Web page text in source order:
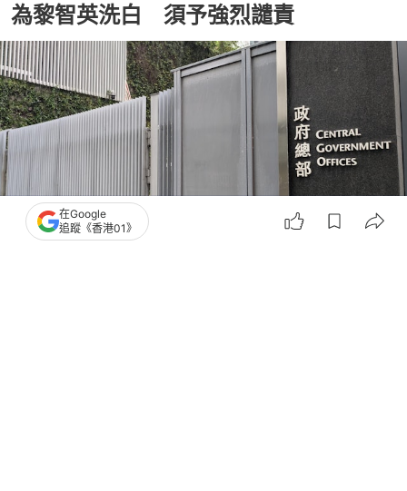
為黎智英洗白 須予強烈譴責
在Google
追蹤《香港01》